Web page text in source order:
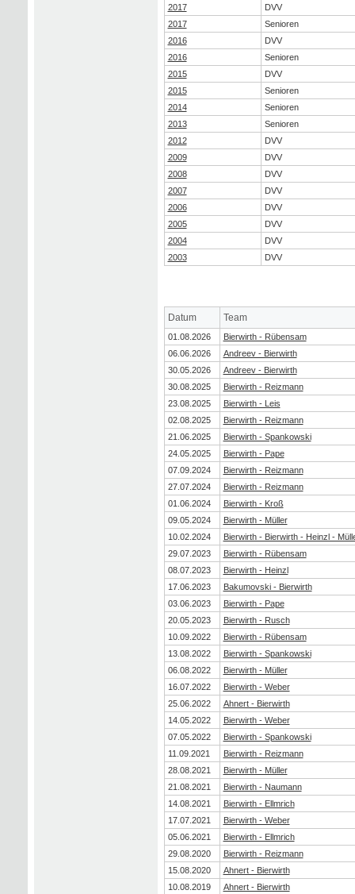
2017
DVV
2017
Senioren
2016
DVV
2016
Senioren
2015
DVV
2015
Senioren
2014
Senioren
2013
Senioren
2012
DVV
2009
DVV
2008
DVV
2007
DVV
2006
DVV
2005
DVV
2004
DVV
2003
DVV
Datum Team
01.08.2026
Bierwirth - Rübensam
06.06.2026
Andreev - Bierwirth
30.05.2026
Andreev - Bierwirth
30.08.2025
Bierwirth - Reizmann
23.08.2025
Bierwirth - Leis
02.08.2025
Bierwirth - Reizmann
21.06.2025
Bierwirth - Spankowski
24.05.2025
Bierwirth - Pape
07.09.2024
Bierwirth - Reizmann
27.07.2024
Bierwirth - Reizmann
01.06.2024
Bierwirth - Kroß
09.05.2024
Bierwirth - Müller
10.02.2024
Bierwirth - Bierwirth - Heinzl -
29.07.2023
Bierwirth - Rübensam
08.07.2023
Bierwirth - Heinzl
17.06.2023
Bakumovski - Bierwirth
03.06.2023
Bierwirth - Pape
20.05.2023
Bierwirth - Rusch
10.09.2022
Bierwirth - Rübensam
13.08.2022
Bierwirth - Spankowski
06.08.2022
Bierwirth - Müller
16.07.2022
Bierwirth - Weber
25.06.2022
Ahnert - Bierwirth
14.05.2022
Bierwirth - Weber
07.05.2022
Bierwirth - Spankowski
11.09.2021
Bierwirth - Reizmann
28.08.2021
Bierwirth - Müller
21.08.2021
Bierwirth - Naumann
14.08.2021
Bierwirth - Ellmrich
17.07.2021
Bierwirth - Weber
05.06.2021
Bierwirth - Ellmrich
29.08.2020
Bierwirth - Reizmann
15.08.2020
Ahnert - Bierwirth
10.08.2019
Ahnert - Bierwirth